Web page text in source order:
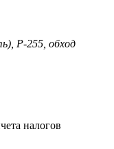
Р-255, обход
налогов